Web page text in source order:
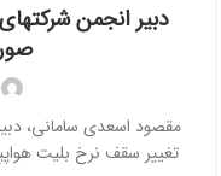
دبیر انجمن
مقصود اسعدی سامانی،
تغییر سقف نرخ بلیت